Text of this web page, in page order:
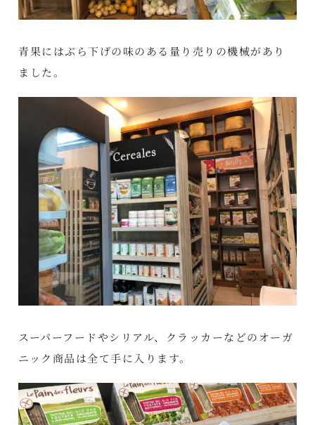
青果にはぶら下げの味のある量り売りの機械があり
ました。
スーパーフードやシリアル、クラッカーなどのオーガ
ニック商品は全て手に入ります。